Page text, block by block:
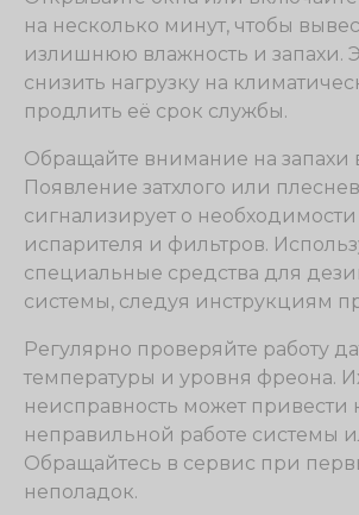
на несколько минут, чтобы
излишнюю влажность и запахи.
снизить нагрузку на
продлить её срок службы.
Обращайте внимание на запахи
Появление затхлого или
сигнализирует о
испарителя и фильтров.
специальные средства для
системы, следуя инструкциям
Регулярно проверяйте работу
температуры и уровня фреона.
неисправность может привести
неправильной работе системы
Обращайтесь в сервис при
неполадок.